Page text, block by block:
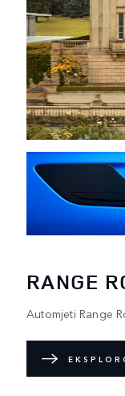
RANGE
Automjeti Range